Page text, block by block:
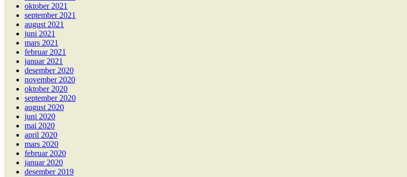
oktober 2021
september 2021
august 2021
juni 2021
mars 2021
februar 2021
januar 2021
desember 2020
november 2020
oktober 2020
september 2020
august 2020
juni 2020
mai 2020
april 2020
mars 2020
februar 2020
januar 2020
desember 2019